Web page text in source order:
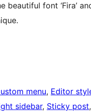
beautiful font ‘Fira’
menu, Editor
sidebar, Sticky post,